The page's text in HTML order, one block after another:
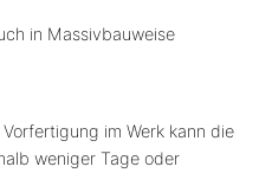
in Massivbauweise
im Werk kann die
weniger Tage oder